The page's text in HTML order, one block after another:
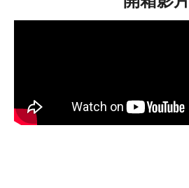
是強大的降噪功能，這款耳機都將
Google Pixel Buds Pro
相容性與連接性：